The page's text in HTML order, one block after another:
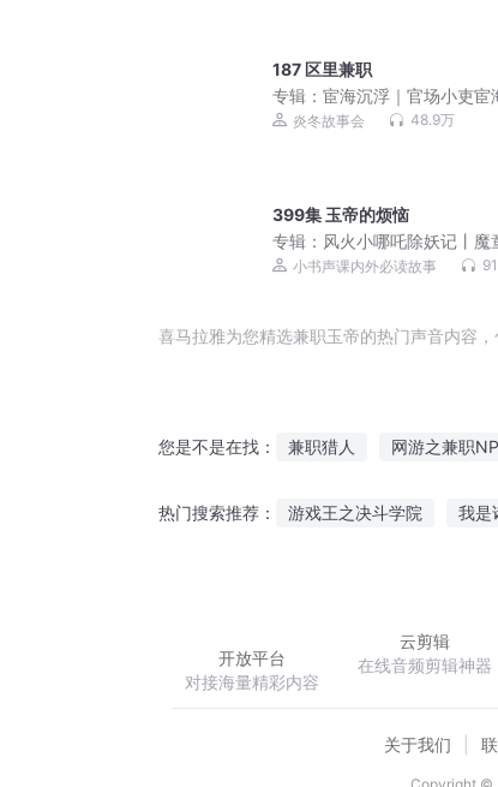
187 区里兼职
专辑： 宦海沉浮｜官场小吏宦
天 炎冬故事会 48.9万
399集 玉帝的烦恼
专辑： 风火小哪吒除妖记丨魔
续新篇章丨儿童神话故事
小书声课内外必读故事 91
喜马拉雅为您精选兼职玉帝的热门声音内容
您是不是在找： 兼职猎人 网游之兼职
热门搜索推荐： 游戏王之决斗学院 我是
开放平台
对接海量精彩内容
云剪辑
在线音频剪辑神器
关于我们